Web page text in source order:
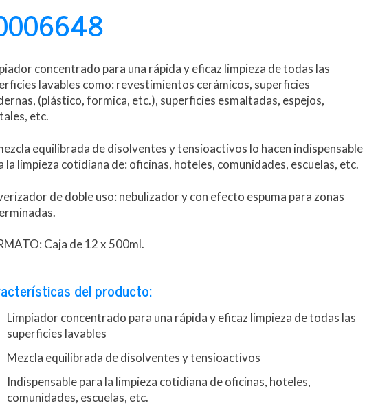
concentrado para una rápida y eficaz limpieza de todas las
lavables como: revestimientos cerámicos, superficies
(plástico, formica, etc.), superficies esmaltadas, espejos,
etc.
equilibrada de disolventes y tensioactivos lo hacen indispensable
la limpieza cotidiana de: oficinas, hoteles, comunidades, escuelas, etc.
de doble uso: nebulizador y con efecto espuma para zonas
Caja de 12 x 500ml.
del producto:
Limpiador concentrado para una rápida y eficaz limpieza de todas las
superficies lavables
Mezcla equilibrada de disolventes y tensioactivos
Indispensable para la limpieza cotidiana de oficinas, hoteles,
comunidades, escuelas, etc.